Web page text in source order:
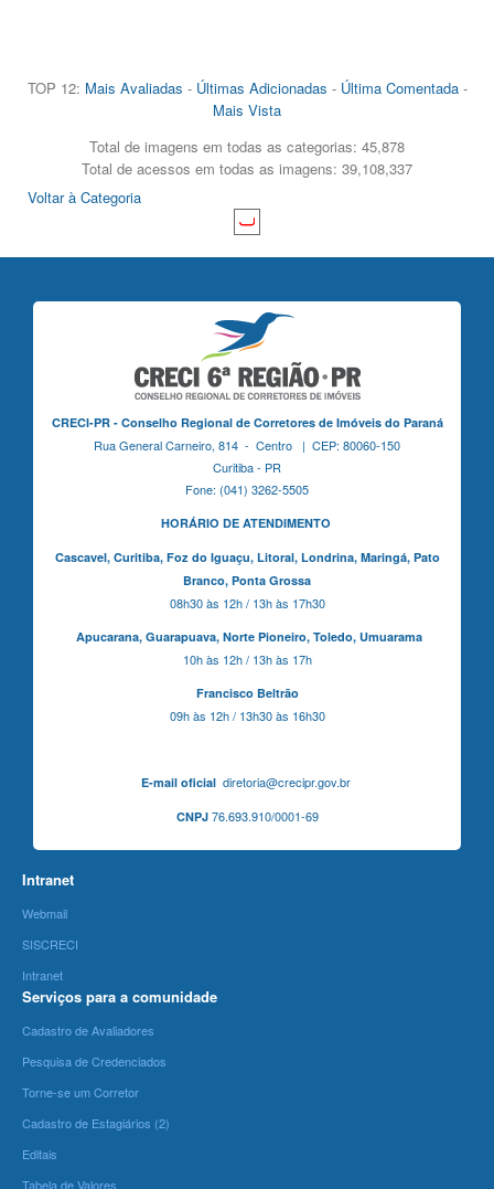
TOP 12: Mais Avaliadas - Últimas Adicionadas - Última Comentada-
Mais Vista
Total de imagens em todas as categorias: 45,878
Total de acessos em todas as imagens: 39,108,337
Voltar à Categoria
CRECI-PR - Conselho Regional de Corretores de Imóveis do Paraná
Rua General Carneiro, 814 - Centro | CEP: 80060-150
Curitiba - PR
Fone: (041) 3262-5505
HORÁRIO DE ATENDIMENTO
Cascavel, Curitiba,Foz do Iguaçu, Litoral, Londrina, Maringá, Pato
Branco, Ponta Grossa
08h30 às 12h / 13h às 17h30
Apucarana, Guarapuava, Norte Pioneiro, Toledo, Umuarama
10h às 12h / 13h às 17h
Francisco Beltrão
09h às 12h / 13h30 às 16h30
E-mail oficialdiretoria@crecipr.gov.br
CNPJ76.693.910/0001-69
Intranet
Webmail
SISCRECI
Intranet
Serviços para a comunidade
Cadastro de Avaliadores
Pesquisa de Credenciados
Torne-se um Corretor
Cadastro de Estagiários (2)
Editais
Tabela de Valores